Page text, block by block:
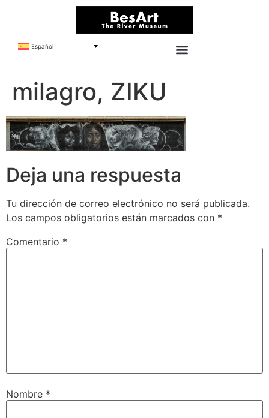
Español
milagro, ZIKU
Deja una respuesta
Tu dirección de correo electrónico no será publicada.
Los campos obligatorios están marcados con *
Comentario *
Nombre *